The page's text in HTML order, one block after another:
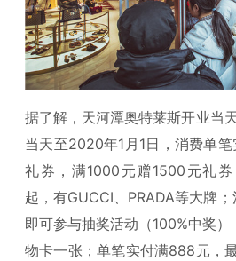
据了解，天河潭奥特莱斯开业当
当天至2020年1月1日，消费单
礼券，满1000元赠1500元礼
起，有GUCCI、PRADA等大牌
即可参与抽奖活动（100%中奖
物卡一张；单笔实付满888元，